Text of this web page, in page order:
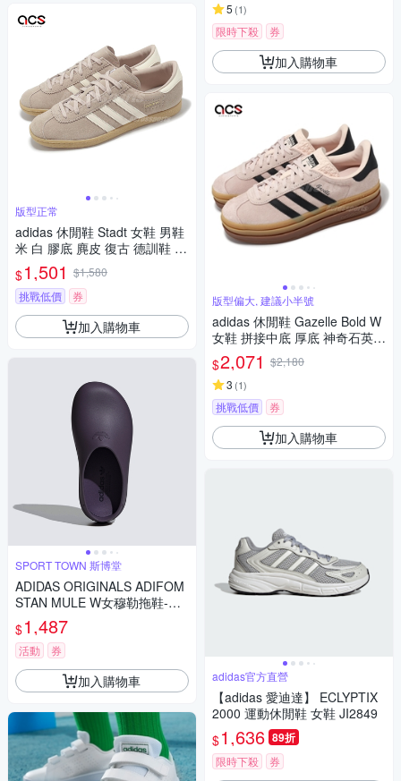
版型正常
adidas 休閒鞋 Stadt 女鞋 男鞋
米 白 膠底 麂皮 復古 德訓鞋 愛
迪達 JQ2599
$1,501 $1,580
挑戰低價
券
加入購物車
SPORT TOWN 斯博堂
ADIDAS ORIGINALS ADIFOM
STAN MULE W女穆勒拖鞋-紫-I
E0479
$1,487
活動 券
加入購物車
5 (1)
限時下殺 券
加入購物車
版型偏大, 建議小半號
adidas 休閒鞋 Gazelle Bold W
女鞋 拼接中底 厚底 神奇石英色
核心黑 粉紅 麂皮 愛迪達 IE042
9
$2,071 $2,180
3 (1)
挑戰低價 券
加入購物車
adidas官方直營
【adidas 愛迪達】 ECLYPTIX
2000 運動休閒鞋 女鞋 JI2849
$1,636 89折
限時下殺 券